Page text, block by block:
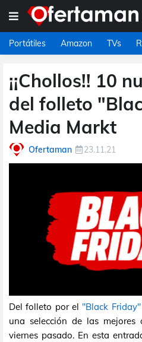
Portátiles Amazon TVs
¡¡Chollos!! 10
del folleto
Media Markt
Ofertaman 23.11.21
Del folleto por el "Black
una selección de las mejores
viernes pasado. En esta